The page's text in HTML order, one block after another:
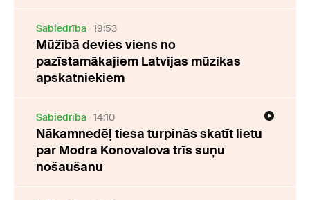
Sabiedrība 19:53
Mūžībā devies viens no
pazīstamākajiem Latvijas mūzikas
apskatniekiem
Sabiedrība 14:10
Nākamnedēļ tiesa turpinās skatīt lietu
par Modra Konovalova trīs suņu
nošaušanu